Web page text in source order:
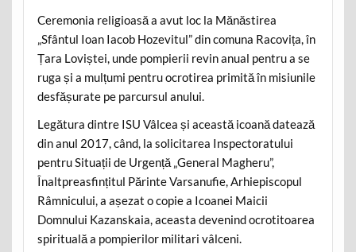
Ceremonia religioasă a avut loc la Mănăstirea
„Sfântul Ioan Iacob Hozevitul” din comuna Racovița, în
Țara Loviștei, unde pompierii revin anual pentru a se
ruga și a mulțumi pentru ocrotirea primită în misiunile
desfășurate pe parcursul anului.
Legătura dintre ISU Vâlcea și această icoană datează
din anul 2017, când, la solicitarea Inspectoratului
pentru Situații de Urgență „General Magheru”,
Înaltpreasfințitul Părinte Varsanufie, Arhiepiscopul
Râmnicului, a așezat o copie a Icoanei Maicii
Domnului Kazanskaia, aceasta devenind ocrotitoarea
spirituală a pompierilor militari vâlceni.